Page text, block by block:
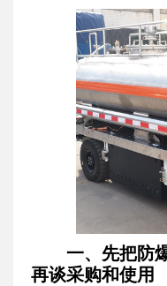
一、先把防
再谈采购和使用